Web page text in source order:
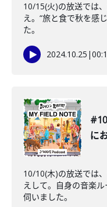
10/15(火)の放送では
え。“旅と食で秋を感
た。
2024.10.25 |
に
10/10(木)の放送では
えして。自身の音楽
伺いました。